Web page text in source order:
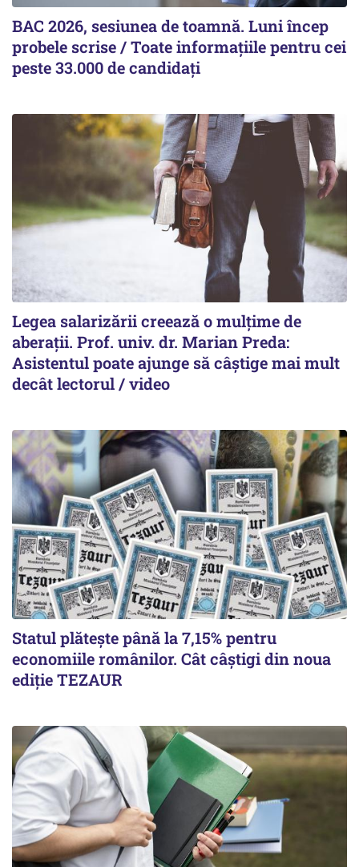
BAC 2026, sesiunea de toamnă. Luni încep
probele scrise / Toate informațiile pentru cei
peste 33.000 de candidați
Legea salarizării creează o mulțime de
aberații. Prof. univ. dr. Marian Preda:
Asistentul poate ajunge să câștige mai mult
decât lectorul / video
Statul plătește până la 7,15% pentru
economiile românilor. Cât câștigi din noua
ediție TEZAUR